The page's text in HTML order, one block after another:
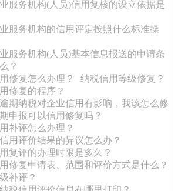
服务机构(人员)信用复核的设立依据是
服务机构的信用评定按照什么标准操
服务机构(人员)基本信息报送的申请条
？
修复怎么办理？
纳税信用等级修复？
修复的程序？
期纳税对企业信用有影响，我该怎么修
申报可以信用修复吗？
补评怎么办理？
用评价结果的异议怎么办？
复评的办理时限是多久？
修复申请表、范围和评价方式是什么？
补评？